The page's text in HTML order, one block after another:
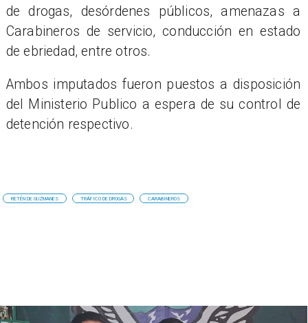
de drogas, desórdenes públicos, amenazas a
Carabineros de servicio, conducción en estado
de ebriedad, entre otros.
Ambos imputados fueron puestos a disposición
del Ministerio Publico a espera de su control de
detención respectivo.
RETÉN DE GUZMANES TRÁFICO DE DROGAS CARABINEROS